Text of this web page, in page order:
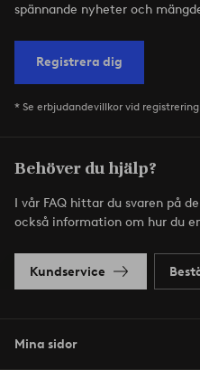
spännande nyheter och
Registrera dig
* Se erbjudandevillkor vid registrering
Behöver du hjälp?
I vår FAQ hittar du svaren på
också information om hur du
Kundservice
Mina sidor